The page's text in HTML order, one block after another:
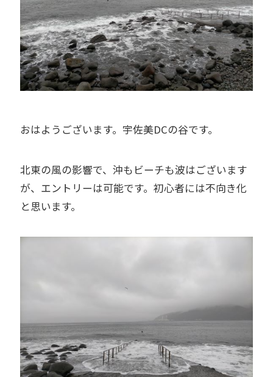
おはようございます。宇佐美DCの谷です。
北東の風の影響で、沖もビーチも波はございます
が、エントリーは可能です。初心者には不向き化
と思います。